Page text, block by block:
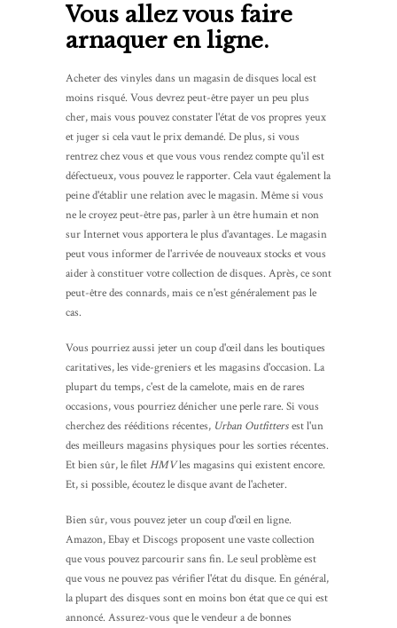
Vous allez vous faire
arnaquer en ligne.
Acheter des vinyles dans un magasin de disques local est
moins risqué. Vous devrez peut-être payer un peu plus
cher, mais vous pouvez constater l'état de vos propres yeux
et juger si cela vaut le prix demandé. De plus, si vous
rentrez chez vous et que vous vous rendez compte qu'il est
défectueux, vous pouvez le rapporter. Cela vaut également la
peine d'établir une relation avec le magasin. Même si vous
ne le croyez peut-être pas, parler à un être humain et non
sur Internet vous apportera le plus d'avantages. Le magasin
peut vous informer de l'arrivée de nouveaux stocks et vous
aider à constituer votre collection de disques. Après, ce sont
peut-être des connards, mais ce n'est généralement pas le
cas.
Vous pourriez aussi jeter un coup d'œil dans les boutiques
caritatives, les vide-greniers et les magasins d'occasion. La
plupart du temps, c'est de la camelote, mais en de rares
occasions, vous pourriez dénicher une perle rare. Si vous
cherchez des rééditions récentes, Urban Outfittersest l'un
des meilleurs magasins physiques pour les sorties récentes.
Et bien sûr, le filetHMVles magasins qui existent encore.
Et, si possible, écoutez le disque avant de l'acheter.
Bien sûr, vous pouvez jeter un coup d'œil en ligne.
Amazon, Ebay et Discogs proposent une vaste collection
que vous pouvez parcourir sans fin. Le seul problème est
que vous ne pouvez pas vérifier l'état du disque. En général,
la plupart des disques sont en moins bon état que ce qui est
annoncé. Assurez-vous que le vendeur a de bonnes